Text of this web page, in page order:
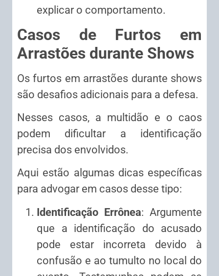
explicar o comportamento.
Casos de Furtos em
Arrastões durante Shows
Os furtos em arrastões durante shows
são desafios adicionais para a defesa.
Nesses casos, a multidão e o caos
podem dificultar a identificação
precisa dos envolvidos.
Aqui estão algumas dicas específicas
para advogar em casos desse tipo:
Identificação Errônea: Argumente
que a identificação do acusado
pode estar incorreta devido à
confusão e ao tumulto no local do